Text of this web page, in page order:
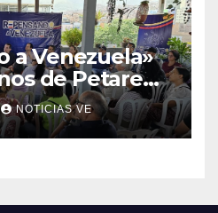
a Venezuela»
de Petare
de 40 ideas
NOTICIAS VE